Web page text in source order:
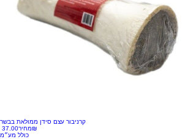
קרניבור עצם סידן ממולאת בבשר
מחיר‏37.00 ‏₪
כולל מע״מ